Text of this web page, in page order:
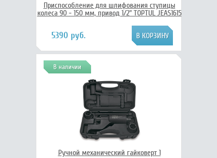
Приспособление для шлифования ступицы
колеса 90 - 150 мм, привод 1/2" TOPTUL JEAS1615
5390 руб.
В наличии
Ручной механический гайковерт 1